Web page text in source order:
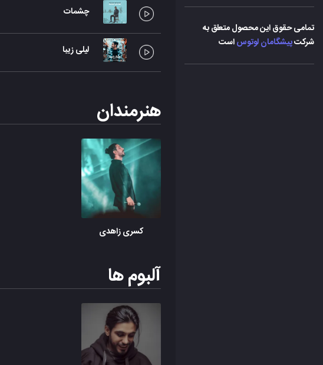
تمامی حقوق این محصول متعلق به
شرکتپیشگامان لوتوساست
چشمات
لیلی زیبا
هنرمندان
کسری زاهدی
آلبوم ها